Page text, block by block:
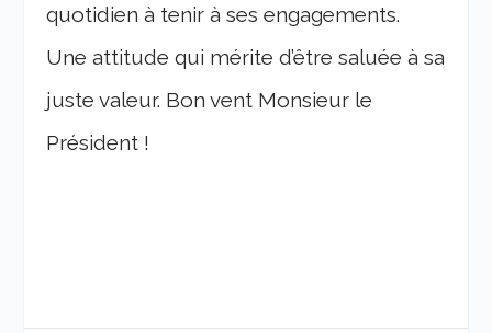
quotidien à tenir à ses engagements.
Une attitude qui mérite d’être saluée à sa
juste valeur. Bon vent Monsieur le
Président !